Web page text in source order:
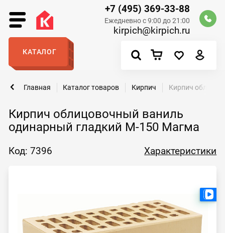
+7 (495) 369-33-88
Ежедневно с 9:00 до 21:00
kirpich@kirpich.ru
КАТАЛОГ
Кирпич облицовочный ваниль
одинарный гладкий М-150 Магма
Главная Каталог товаров Кирпич Кирпич
Код: 7396 Характеристики